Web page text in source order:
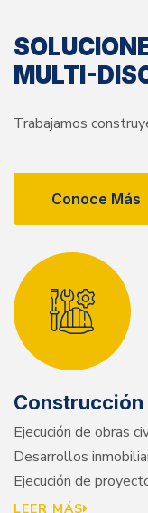
MULTI-
Trabajamos
Conoce Más
Construcción
Ejecución de obras
Desarrollos
Ejecución de
LEER MÁS